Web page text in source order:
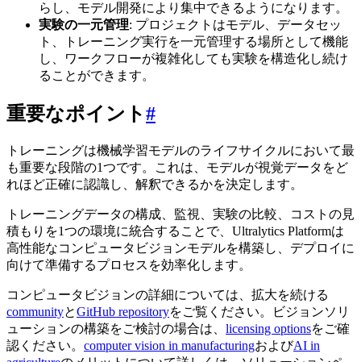
らし、モデル開発により集中できるようになります。
実験の一元管理: プロジェクトはモデル、データセッ
ト、トレーニング実行を一元管理する場所として機能
し、ワークフローが複雑化しても実験を構造化し続け
ることができます。
重要なポイント#
トレーニングは機械学習モデルのライフサイクルにおいて最
も重要な段階の1つです。これは、モデルが視覚データをど
れほど正確に認識し、解釈できるかを決定します。
トレーニングデータの構成、監視、実験の比較、コストの見
積もりを1つの環境に統合することで、Ultralytics Platformは
高性能なコンピュータビジョンモデルを構築し、デプロイに
向けて準備するプロセスを効率化します。
コンピュータビジョンの詳細については、拡大を続ける
communityとGitHub repositoryをご覧ください。ビジョンソリ
ューションの構築をご検討の場合は、 licensing optionsをご確
認ください。 computer vision in manufacturingおよびAI in